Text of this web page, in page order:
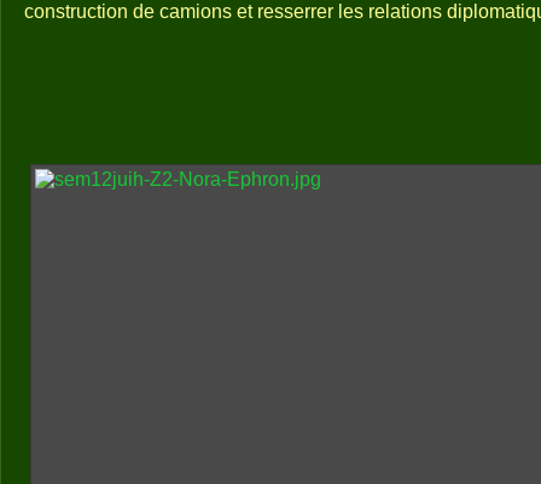
construction de camions et resserrer les relations